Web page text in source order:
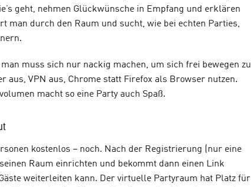
geht, nehmen Glückwünsche in Empfang und erklären
man durch den Raum und sucht, wie bei echten Parties,
muss sich nur nackig machen, um sich frei bewegen zu
aus, VPN aus, Chrome statt Firefox als Browser nutzen.
macht so eine Party auch Spaß.
kostenlos – noch. Nach der Registrierung (nur eine
seinen Raum einrichten und bekommt dann einen Link
weiterleiten kann. Der virtuelle Partyraum hat Platz für